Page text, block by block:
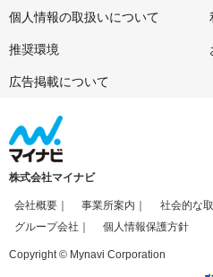
個人情報の取扱いについて
推奨環境
広告掲載について
株式会社マイナビ
会社概要 事業所案内 社会的な
グループ会社
個人情報保護方針
Copyright © Mynavi Corporation